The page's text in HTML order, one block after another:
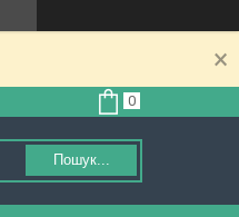
Пошук...